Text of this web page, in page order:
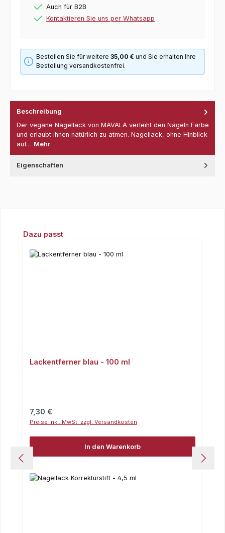
Auch für B2B
Kontaktieren Sie uns per Whatsapp
Bestellen Sie für weitere35,00 € und Sie erhalten Ihre
Bestellung versandkostenfrei.
Beschreibung
Der vegane Nagellack von MAVALA verleiht den Nägeln Farbe
und erlaubt ihnen natürlich zu atmen. Nagellack, ohne Hinblick
auf… Mehr
Eigenschaften
Produktgalerie überspringen
Dazu passt
Lackentferner blau - 100 ml
Regulärer Preis:
7,30 €
Preise inkl. MwSt. zzgl. Versandkosten
In den Warenkorb